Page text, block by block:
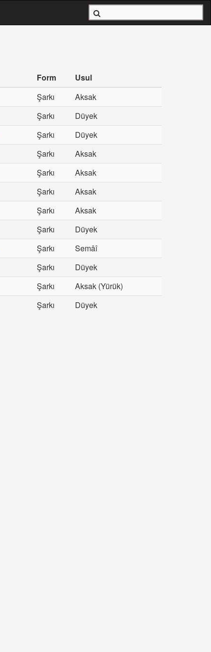
Form
Usul
Şarkı
Aksak
Şarkı
Düyek
Şarkı
Düyek
Şarkı
Aksak
Şarkı
Aksak
Şarkı
Aksak
Şarkı
Aksak
Şarkı
Düyek
Şarkı
Semâî
Şarkı
Düyek
Şarkı
Aksak (Yürük)
Şarkı Düyek